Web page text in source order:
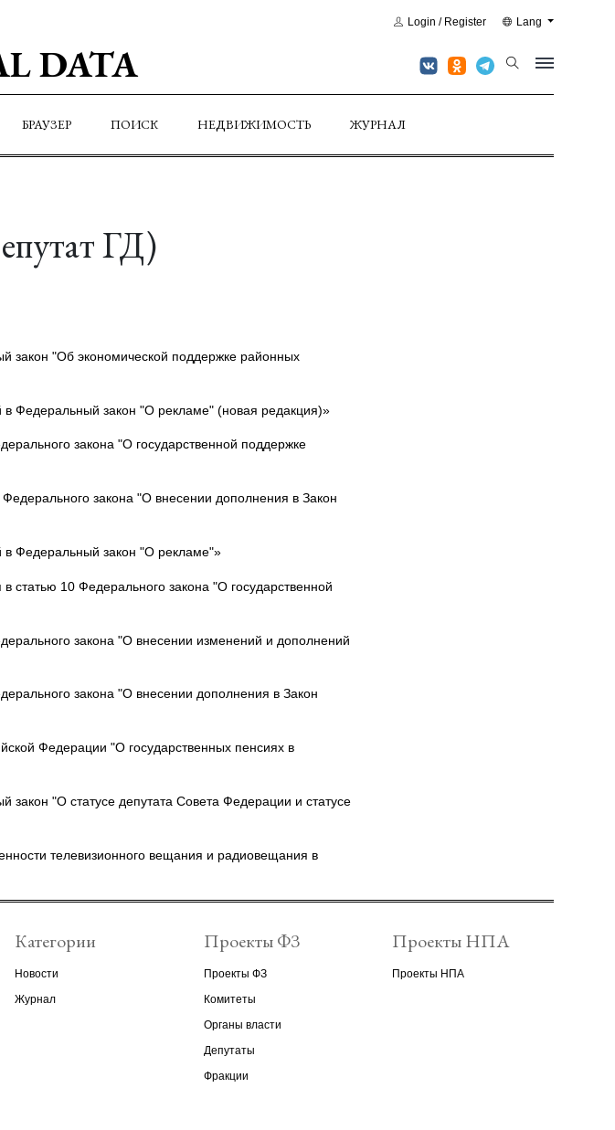
Login / Register Lang
DATA
БРАУЗЕР ПОИСК НЕДВИЖИМОСТЬ ЖУРНАЛ
ГД)
закон "Об экономической поддержке районных
Федеральный закон "О рекламе" (новая редакция)»
закона "О государственной поддержке
закона "О внесении дополнения в Закон
Федеральный закон "О рекламе"»
10 Федерального закона "О государственной
закона "О внесении изменений и дополнений
закона "О внесении дополнения в Закон
Федерации "О государственных пенсиях в
"О статусе депутата Совета Федерации и статусе
телевизионного вещания и радиовещания в
Категории
Новости
Журнал
Проекты ФЗ
Проекты ФЗ
Комитеты
Органы власти
Депутаты
Фракции
Проекты НПА
Проекты НПА